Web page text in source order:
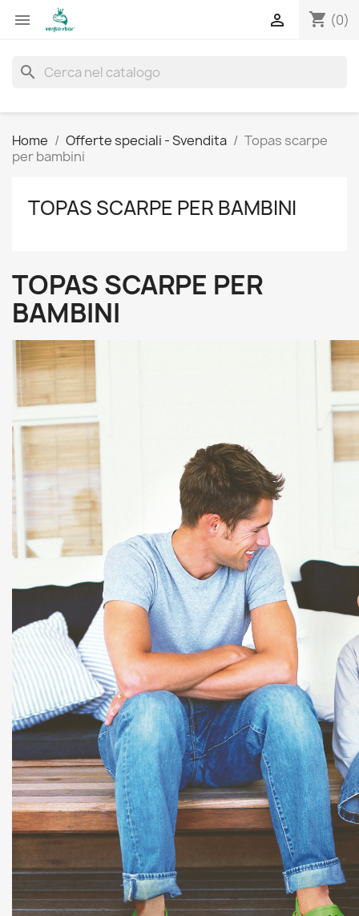
 shopping_cart (0)

search
Home Offerte speciali - Svendita
Topas scarpe
per bambini
TOPAS SCARPE PER BAMBINI
TOPAS SCARPE PER
BAMBINI